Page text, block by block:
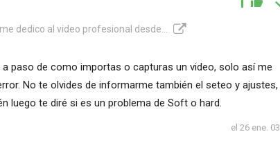
dedico al video profesional desde...
paso de como importas o capturas un video, solo así me
No te olvides de informarme también el seteo y ajustes,
luego te diré si es un problema de Soft o hard.
el 26 ene. 03